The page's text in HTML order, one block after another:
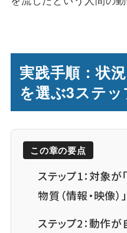
実践手順：状
を選ぶ3ステ
この章の要点
ステップ1：対象が
物質（情報・映像
ステップ2：動作